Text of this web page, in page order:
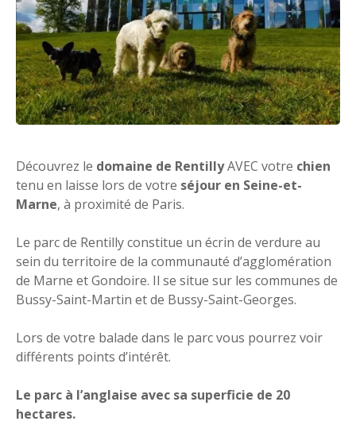
Découvrez le domaine de RentillyAVEC votre chien
tenu en laisse lors de votre séjour en Seine-et-
Marne, à proximité de Paris.
Le parc de Rentilly constitue un écrin de verdure au
sein du territoire de la communauté d’agglomération
de Marne et Gondoire. Il se situe sur les communes de
Bussy-Saint-Martin et de Bussy-Saint-Georges.
Lors de votre balade dans le parc vous pourrez voir
différents points d’intérêt.
Le parc à l’anglaise avec sa superficie de 20
hectares.